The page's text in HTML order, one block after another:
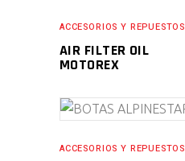
ACCESORIOS Y REPUESTOS
AIR FILTER OIL
MOTOREX
ACCESORIOS Y REPUESTOS